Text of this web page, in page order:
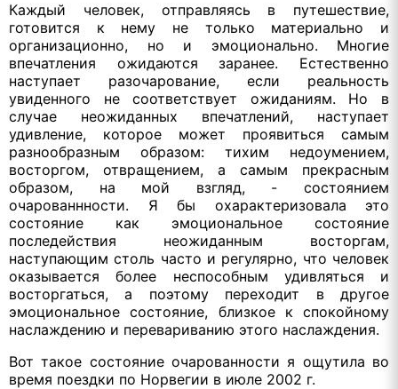
Каждый человек, отправляясь в путешествие,
готовится к нему не только материально и
организационно, но и эмоционально. Многие
впечатления ожидаются заранее. Естественно
наступает разочарование, если реальность
увиденного не соответствует ожиданиям. Но в
случае неожиданных впечатлений, наступает
удивление, которое может проявиться самым
разнообразным образом: тихим недоумением,
восторгом, отвращением, а самым прекрасным
образом, на мой взгляд, - состоянием
очарованнности. Я бы охарактеризовала это
состояние как эмоциональное состояние
последействия неожиданным восторгам,
наступающим столь часто и регулярно, что человек
оказывается более неспособным удивляться и
восторгаться, а поэтому переходит в другое
эмоциональное состояние, близкое к спокойному
наслаждению и перевариванию этого наслаждения.
Вот такое состояние очарованности я ощутила во
время поездки по Норвегии в июле 2002 г.